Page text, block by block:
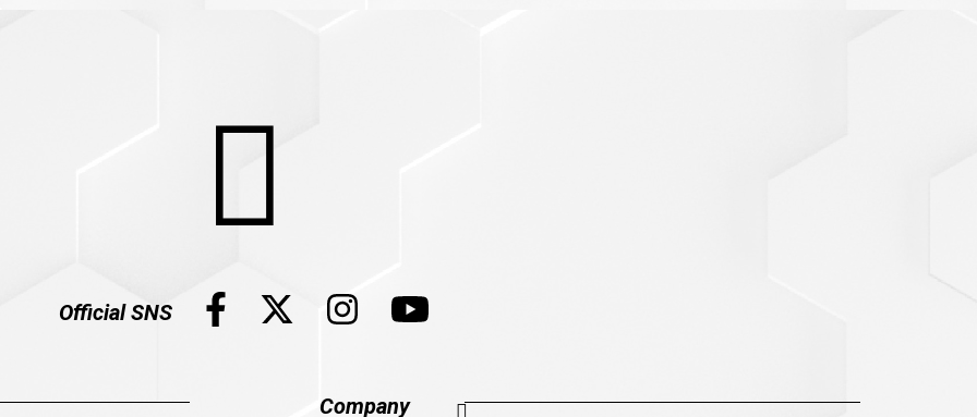
Official SNS
Company